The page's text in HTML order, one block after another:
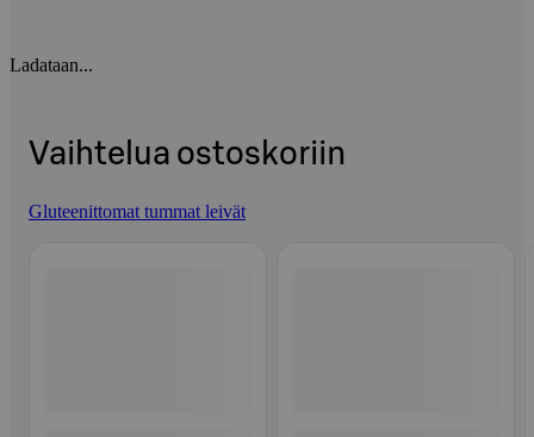
Ladataan...
Vaihtelua ostoskoriin
Gluteenittomat tummat leivät